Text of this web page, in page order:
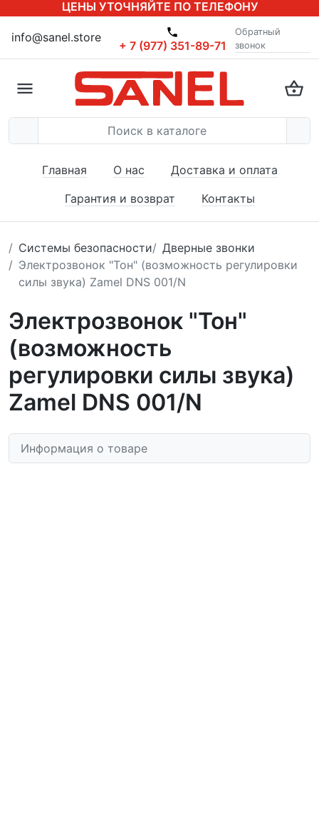
ЦЕНЫ УТОЧНЯЙТЕ ПО ТЕЛЕФОНУ
info@sanel.store
+ 7 (977) 351-89-71
Обратный
звонок
Главная О нас
Доставка и оплата
Гарантия и возврат
Контакты
Системы безопасности
Дверные звонки
Электрозвонок "Тон" (возможность регулировки
силы звука) Zamel DNS 001/N
Электрозвонок "Тон"
(возможность
регулировки силы звука)
Zamel DNS 001/N
Информация о товаре